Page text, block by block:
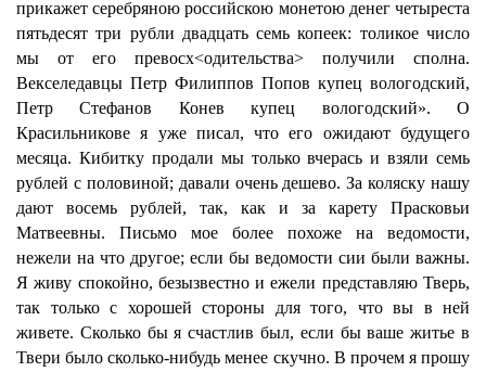
прикажет серебряною российскою монетою денег четыреста
пятьдесят три рубли двадцать семь копеек: толикое число
мы от его превосх<одительства> получили сполна.
Векселедавцы Петр Филиппов Попов купец вологодский,
Петр Стефанов Конев купец вологодский». О
Красильникове я уже писал, что его ожидают будущего
месяца. Кибитку продали мы только вчерась и взяли семь
рублей с половиной; давали очень дешево. За коляску нашу
дают восемь рублей, так, как и за карету Прасковьи
Матвеевны. Письмо мое более похоже на ведомости,
нежели на что другое; если бы ведомости сии были важны.
Я живу спокойно, безызвестно и ежели представляю Тверь,
так только с хорошей стороны для того, что вы в ней
живете. Сколько бы я счастлив был, если бы ваше житье в
Твери было сколько-нибудь менее скучно. В прочем я прошу